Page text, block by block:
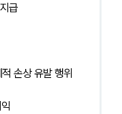
급
손상 유발 행위